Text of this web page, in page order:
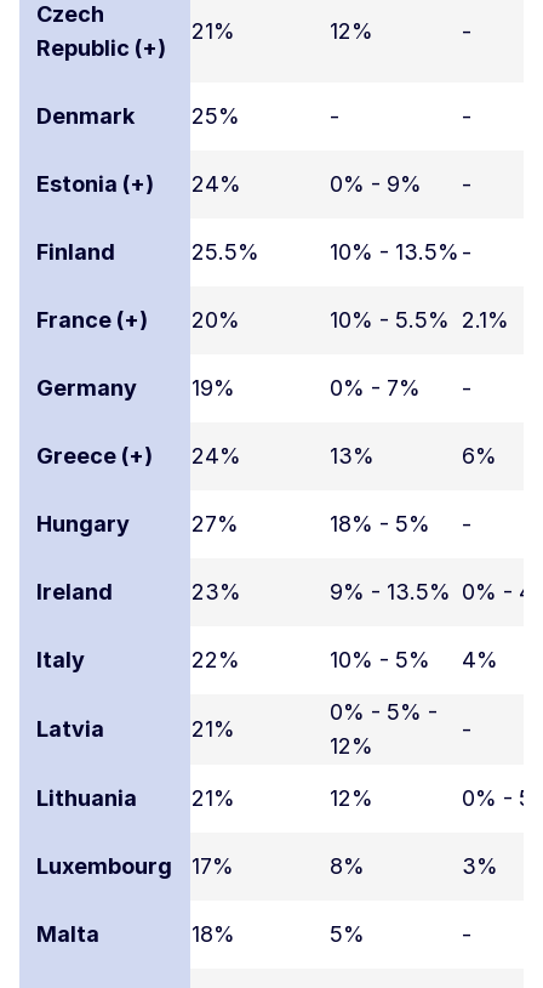
Czech
Republic (+)
21% 12% -
Denmark 25% - -
Estonia (+) 24% 0% - 9% -
Finland 25.5% 10% - 13.5% -
France (+) 20% 10% - 5.5% 2.1%
Germany 19% 0% - 7% -
Greece (+) 24% 13% 6%
Hungary 27% 18% - 5% -
Ireland 23% 9% - 13.5% 0% -
Italy 22% 10% - 5% 4%
Latvia 21%
0% - 5% -
12%
-
Lithuania 21% 12% 0% -
Luxembourg 17% 8% 3%
Malta 18% 5% -